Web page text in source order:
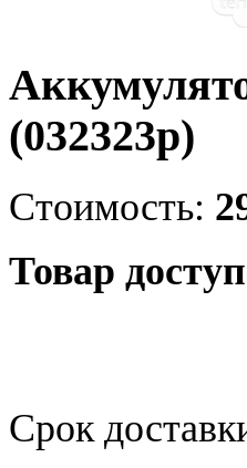
(032323p)
Стоимость:
Товар
Срок